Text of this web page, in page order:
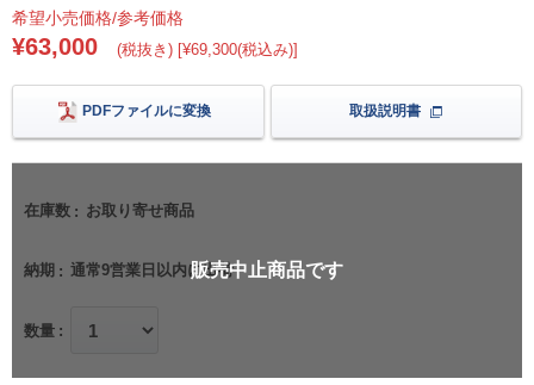
希望小売価格/参考価格
¥63,000 (税抜き) [¥69,300(税込み)]
PDFファイルに変換 取扱説明書
在庫数 お取り寄せ商品
納期 通常9営業日以内に出荷
数量
販売中止商品です